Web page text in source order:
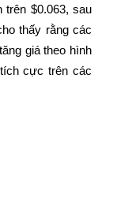
trên $0.063, sau
thấy rằng các
giá theo hình
cực trên các